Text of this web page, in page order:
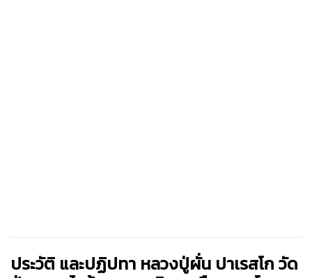
ประวัติ และปฏิปทา หลวงปู่ผั่น ปาเรสโก วัด